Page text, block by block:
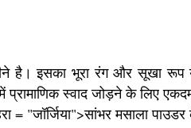
है। इसका भूरा रंग और सूखा
स्वाद जोड़ने के लिए एकदम
"जॉर्जिया">सांभर मसाला